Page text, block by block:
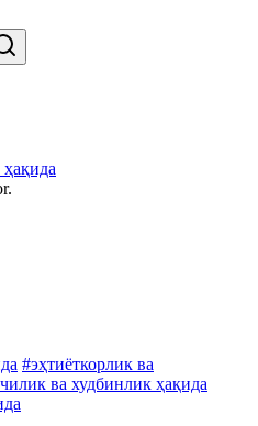
#эҳтиёткорлик ва
ва худбинлик ҳақида